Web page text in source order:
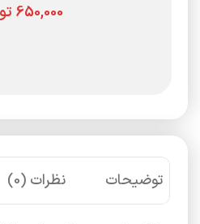
توضیحات نظرات (0)